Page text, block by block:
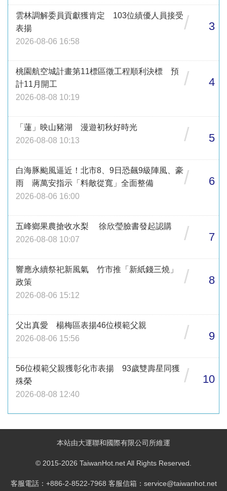
雲林調解委員貢獻獲肯定 103位績優人員接受
表揚
2026-08-06 16:58
/ 3
桃園航空城計畫第11標區徵工程順利決標 預
計11月開工
2026-08-08 10:19
/ 4
「蓮」映山豬湖 漫遊初秋好時光
2026-08-08 10:13
/ 5
白海豚颱風逼近！北市8、9日恐飆9級陣風、豪
雨 蔣萬安指示「料敵從寬」全面整備
2026-08-06 16:00
/ 6
五峰鄉果農搶收水梨 徐欣瑩臉書發起認購
2026-08-08 10:07
/ 7
響應永續祭祀新風氣 竹市推「新紙錢三燒」
政策
2026-08-06 15:12
/ 8
父出真愛 楊梅區表揚46位模範父親
2026-08-06 15:56
/ 9
56位模範父親獲彰化市表揚 93歲雙壽星同獲
殊榮
2026-08-08 12:40
/ 10
本站由大運聯和國際有限公司所維運
© 2015-2026 TaiwanHot.net All Rights Reserved.
客服電話：+886-2-8522-7968 客服信箱：service@taiwanhot.net